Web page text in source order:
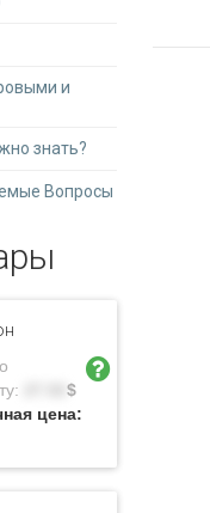
и
знать?
Вопросы
$
цена: